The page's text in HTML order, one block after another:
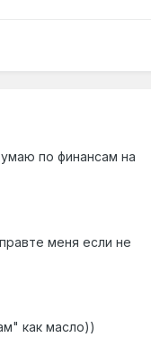
по финансам на
меня если не
как масло))